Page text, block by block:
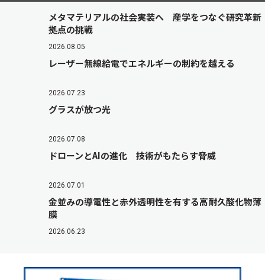
メタマテリアルの社会実装へ 産学をつなぐ研究革新
拠点の挑戦
2026.08.05
レーザー無線給電でエネルギーの制約を越える
2026.07.23
グラスが放つ光
2026.07.08
ドローンとAIの進化 技術がもたらす脅威
2026.07.01
金並みの導電性と赤外透明性を有する高耐久酸化物薄
膜
2026.06.23